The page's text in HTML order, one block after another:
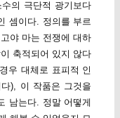
의 극단적 광기보다
셈이다. 정의를 부르
야 마는 전쟁에 대하
축적되어 있지 않다
우 대체로 표피적 인
), 이 작품은 그것을
남는다. 정말 어떻게